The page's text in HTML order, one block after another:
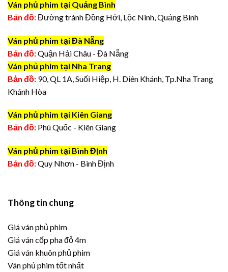
Ván phủ phim tại Quảng Bình
Bản đồ:Đường tránh Đồng Hới, Lộc Ninh, Quảng Bình
Ván phủ phim tại Đà Nẵng
Bản đồ:Quận Hải Châu - Đà Nẵng
Ván phủ phim tại Nha Trang
Bản đồ: 90, QL 1A, Suối Hiệp, H. Diên Khánh, Tp.Nha Trang
Khánh Hòa
Ván phủ phim tại Kiên Giang
Bản đồ: Phú Quốc - Kiên Giang
Ván phủ phim tại Bình Định
Bản đồ:Quy Nhơn - Bình Định
Thông tin chung
Giá ván phủ phim
Giá ván cốp pha đỏ 4m
Giá ván khuôn phủ phim
Ván phủ phim tốt nhất